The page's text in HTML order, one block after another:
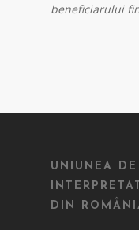
beneficiarului
UNIUNEA DE
DIN